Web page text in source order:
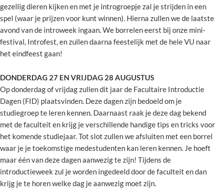
gezellig dieren kijken en met je introgroepje zal je strijden in een
spel (waar je prijzen voor kunt winnen). Hierna zullen we de laatste
avond van de introweek ingaan. We borrelen eerst bij onze mini-
festival, Introfest, en zullen daarna feestelijk met de hele VU naar
het eindfeest gaan!
DONDERDAG 27 EN VRIJDAG 28 AUGUSTUS
Op donderdag of vrijdag zullen dit jaar de Facultaire Introductie
Dagen (FID) plaatsvinden. Deze dagen zijn bedoeld om je
studiegroep te leren kennen. Daarnaast raak je deze dag bekend
met de faculteit en krijg je verschillende handige tips en tricks voor
het komende studiejaar. Tot slot zullen we afsluiten met een borrel
waar je je toekomstige medestudenten kan leren kennen. Je hoeft
maar één van deze dagen aanwezig te zijn! Tijdens de
introductieweek zul je worden ingedeeld door de faculteit en dan
krijg je te horen welke dag je aanwezig moet zijn.